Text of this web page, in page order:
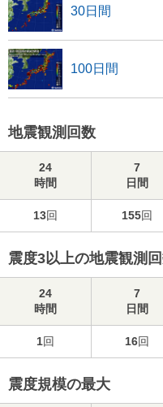
30日間
100日間
地震観測回数
24
時間
7
日間
13回 155回
震度3以上の地震観測
24
時間
7
日間
1回 16回
震度規模の最大